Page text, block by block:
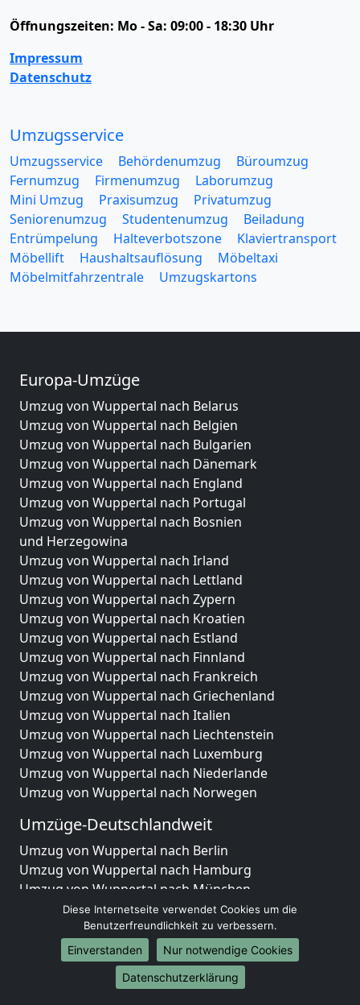
Öffnungszeiten: Mo - Sa: 09:00 - 18:30 Uhr
Impressum
Datenschutz
Umzugsservice
Umzugsservice Behördenumzug
Büroumzug
Fernumzug
Firmenumzug
Laborumzug
Mini Umzug
Praxisumzug
Privatumzug
Seniorenumzug
Studentenumzug
Beiladung
Entrümpelung
Halteverbotszone
Klaviertransport
Möbellift
Haushaltsauflösung
Möbeltaxi
Möbelmitfahrzentrale
Umzugskartons
Europa-Umzüge
Umzug von Wuppertal nach Belarus
Umzug von Wuppertal nach Belgien
Umzug von Wuppertal nach Bulgarien
Umzug von Wuppertal nach Dänemark
Umzug von Wuppertal nach England
Umzug von Wuppertal nach Portugal
Umzug von Wuppertal nach Bosnien
und Herzegowina
Umzug von Wuppertal nach Irland
Umzug von Wuppertal nach Lettland
Umzug von Wuppertal nach Zypern
Umzug von Wuppertal nach Kroatien
Umzug von Wuppertal nach Estland
Umzug von Wuppertal nach Finnland
Umzug von Wuppertal nach Frankreich
Umzug von Wuppertal nach Griechenland
Umzug von Wuppertal nach Italien
Umzug von Wuppertal nach Liechtenstein
Umzug von Wuppertal nach Luxemburg
Umzug von Wuppertal nach Niederlande
Umzug von Wuppertal nach Norwegen
Umzüge-Deutschlandweit
Umzug von Wuppertal nach Berlin
Umzug von Wuppertal nach Hamburg
Umzug von Wuppertal nach München
Umzug von Wuppertal nach Köln
Umzug von Wuppertal nach Frankfurt am Main
Umzug von Wuppertal nach Stuttgart
Umzug von Wuppertal nach Düsseldorf
Umzug von Wuppertal nach Leipzig
Diese Internetseite verwendet Cookies um die
Benutzerfreundlichkeit zu verbessern.
Einverstanden
Nur notwendige Cookies
Datenschutzerklärung